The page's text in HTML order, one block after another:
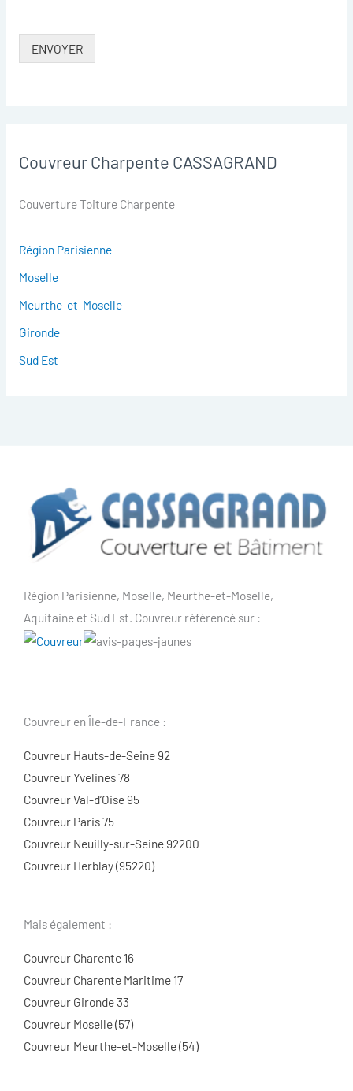
ENVOYER
Couvreur Charpente CASSAGRAND
Couverture Toiture Charpente
Région Parisienne
Moselle
Meurthe-et-Moselle
Gironde
Sud Est
Région Parisienne, Moselle, Meurthe-et-Moselle,
Aquitaine et Sud Est. Couvreur référencé sur :
Couvreur en Île-de-France :
Couvreur Hauts-de-Seine 92
Couvreur Yvelines 78
Couvreur Val-d’Oise 95
Couvreur Paris 75
Couvreur Neuilly-sur-Seine 92200
Couvreur Herblay (95220)
Mais également :
Couvreur Charente 16
Couvreur Charente Maritime 17
Couvreur Gironde 33
Couvreur Moselle (57)
Couvreur Meurthe-et-Moselle (54)